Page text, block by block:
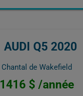
AUDI Q5 2020
Chantal de Wakefield
1416 $ /année